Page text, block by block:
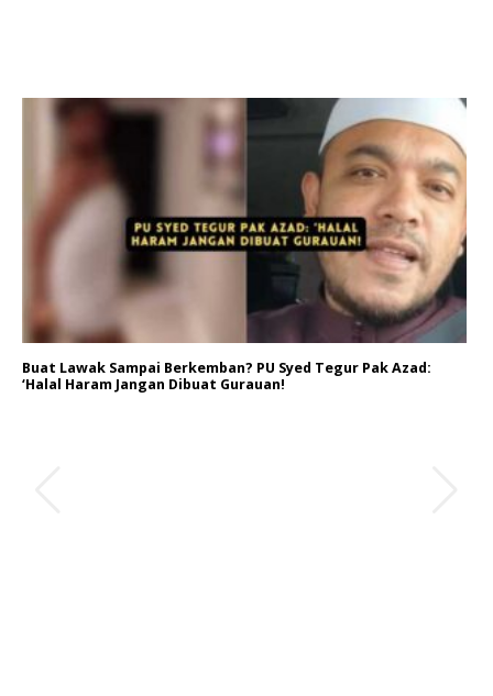
Buat Lawak Sampai Berkemban? PU Syed Tegur Pak Azad:
‘Halal Haram Jangan Dibuat Gurauan!